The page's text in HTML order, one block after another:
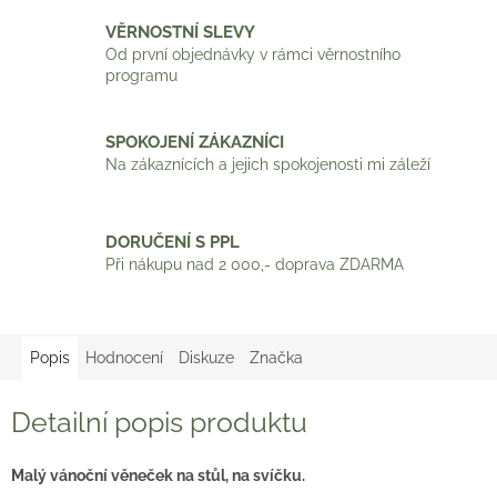
VĚRNOSTNÍ SLEVY
Od první objednávky v rámci věrnostního
programu
SPOKOJENÍ ZÁKAZNÍCI
Na zákaznících a jejich spokojenosti mi záleží
DORUČENÍ S PPL
Při nákupu nad 2 000,- doprava ZDARMA
Popis Hodnocení Diskuze Značka
Detailní popis produktu
Malý vánoční věneček na stůl, na svíčku.